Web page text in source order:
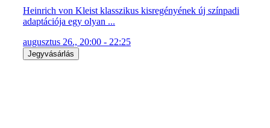
Heinrich von Kleist klasszikus kisregényének új színpadi
adaptációja egy olyan ...
augusztus 26., 20:00 - 22:25
Jegyvásárlás